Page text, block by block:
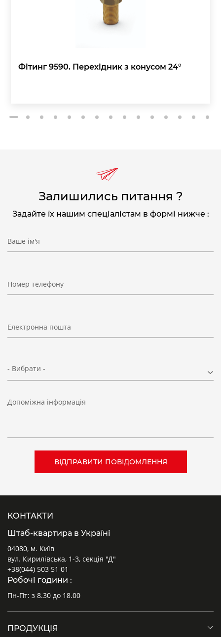
Фітинг 9590. Перехідник з конусом 24°
2 3 4 5 6 7 8 9 10 11 12 13 14 15
Залишились питання ?
Задайте їх нашим спеціалістам в формі нижче :
Ваше ім'я
Номер телефону
Електронна пошта
- Вибрати -
Допоміжна інформація
КОНТАКТИ
Штаб-квартира в Україні
04080, м. Київ
вул. Кирилівська, 1-3, секція "Д"
+38(044) 503 51 01
Робочі години :
Пн-Пт: з 8.30 до 18.00
ПРОДУКЦІЯ